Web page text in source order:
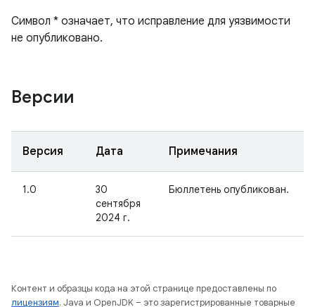
Символ * означает, что исправление для уязвимости
не опубликовано.
Версии
Версия Дата Примечания
1.0
30
сентября
2024 г.
Бюллетень опубликован.
Контент и образцы кода на этой странице предоставлены по
лицензиям. Java и OpenJDK – это зарегистрированные товарные